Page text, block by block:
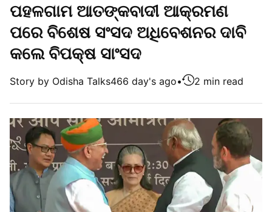
ପହଳଗାମ ଆତଙ୍କବାଦୀ ଆକ୍ରମଣ
ପରେ ବିଶେଷ ସଂସଦ ଅଧିବେଶନର ଦାବି
କଲେ ବିପକ୍ଷ ସାଂସଦ
Story by Odisha Talks466 day's ago• 2 min read